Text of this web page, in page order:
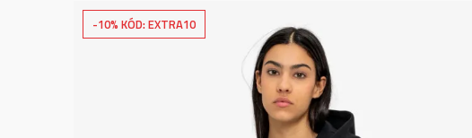
-10% KÓD: EXTRA10